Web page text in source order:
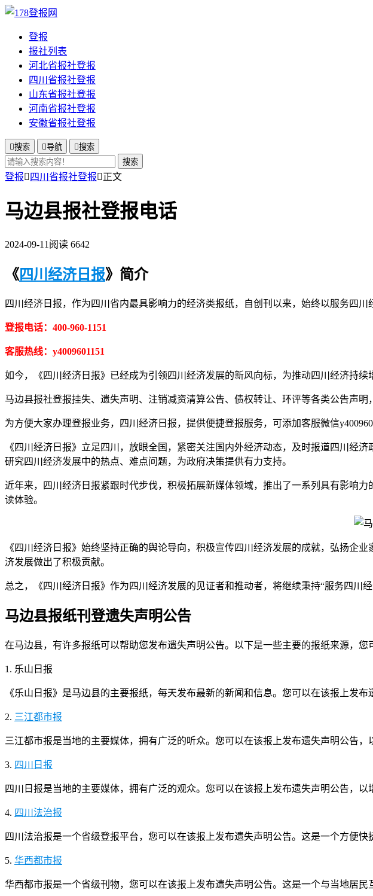
登报
报社列表
河北省报社登报
四川省报社登报
山东省报社登报
河南省报社登报
安徽省报社登报
搜索 导航 搜索
搜索
登报 四川省报社登报正文
马边县报社登报电话
2024-09-11 阅读 6642
《 四川经济日报》简介
四川经济日报，作为四川省内最具影响力的经济类报纸，自创刊以来，始终以服务四
登报电话：400-960-1151
客服热线：y4009601151
如今，《四川经济日报》已经成为引领四川经济发展的新风向标，为推动四川经济持续
马边县报社登报挂失、遗失声明、注销减资清算公告、债权转让、环评等各类公告声明
为方便大家办理登报业务，四川经济日报，提供便捷登报服务，可添加客服微信
《四川经济日报》立足四川，放眼全国，紧密关注国内外经济动态，及时报道四川经
研究四川经济发展中的热点、难点问题，为政府决策提供有力支持。
近年来，四川经济日报紧跟时代步伐，积极拓展新媒体领域，推出了一系列具有影响
读体验。
《四川经济日报》始终坚持正确的舆论导向，积极宣传四川经济发展的成就，弘扬企
济发展做出了积极贡献。
总之，《四川经济日报》作为四川经济发展的见证者和推动者，将继续秉持“服务四川
马边县报纸刊登遗失声明公告
在马边县，有许多报纸可以帮助您发布遗失声明公告。以下是一些主要的报纸来源，您
1. 乐山日报
《乐山日报》是马边县的主要报纸，每天发布最新的新闻和信息。您可以在该报上发布
2. 三江都市报
三江都市报是当地的主要媒体，拥有广泛的听众。您可以在该报上发布遗失声明公告，
3. 四川日报
四川日报是当地的主要媒体，拥有广泛的观众。您可以在该报上发布遗失声明公告，以
4. 四川法治报
四川法治报是一个省级登报平台，您可以在该报上发布遗失声明公告。这是一个方便快
5. 华西都市报
华西都市报是一个省级刊物，您可以在该报上发布遗失声明公告。这是一个与当地居民